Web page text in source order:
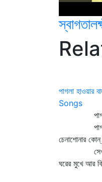
পাগলা হাওয়ার
Songs
পাগলা
পাগল
চেনাশোনার
সেখানে
ঘরের মুখে আর
যাবে